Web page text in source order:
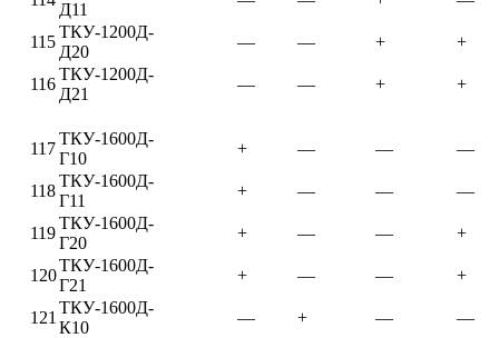
Д11
115
ТКУ-1200Д-
Д20
— — + +
116
ТКУ-1200Д-
Д21
— — + +
117
ТКУ-1600Д-
Г10
+ — — —
118
ТКУ-1600Д-
Г11
+ — — —
119
ТКУ-1600Д-
Г20
+ — — +
120
ТКУ-1600Д-
Г21
+ — — +
121
ТКУ-1600Д-
К10
— + — —